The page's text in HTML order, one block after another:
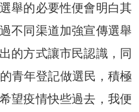
舉的必要性便會明白其
不同渠道加強宣傳選舉
的方式讓市民認識，同
青年登記做選民，積極
望疫情快些過去，我便